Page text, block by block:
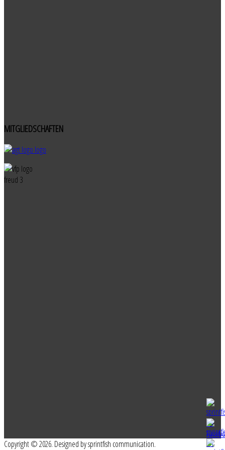
MITGLIEDSCHAFTEN
Copyright © 2026. Designed by sprintfish communication.